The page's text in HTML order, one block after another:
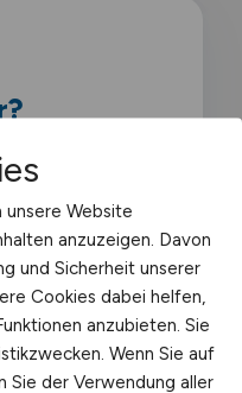
du
Verteiler- und
Stückgutnetzen
oder DB
an
unsere Website
anzuzeigen. Davon
und Sicherheit unserer
Cookies dabei helfen,
anzubieten. Sie
Wenn Sie auf
Sie der Verwendung aller